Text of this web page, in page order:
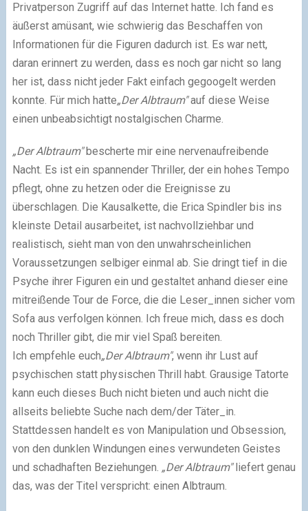
Privatperson Zugriff auf das Internet hatte. Ich fand es
äußerst amüsant, wie schwierig das Beschaffen von
Informationen für die Figuren dadurch ist. Es war nett,
daran erinnert zu werden, dass es noch gar nicht so lang
her ist, dass nicht jeder Fakt einfach gegoogelt werden
konnte. Für mich hatte„Der Albtraum"auf diese Weise
einen unbeabsichtigt nostalgischen Charme.
„Der Albtraum"bescherte mir eine nervenaufreibende
Nacht. Es ist ein spannender Thriller, der ein hohes Tempo
pflegt, ohne zu hetzen oder die Ereignisse zu
überschlagen. Die Kausalkette, die Erica Spindler bis ins
kleinste Detail ausarbeitet, ist nachvollziehbar und
realistisch, sieht man von den unwahrscheinlichen
Voraussetzungen selbiger einmal ab. Sie dringt tief in die
Psyche ihrer Figuren ein und gestaltet anhand dieser eine
mitreißende Tour de Force, die die Leser_innen sicher vom
Sofa aus verfolgen können. Ich freue mich, dass es doch
noch Thriller gibt, die mir viel Spaß bereiten.
Ich empfehle euch„Der Albtraum", wenn ihr Lust auf
psychischen statt physischen Thrill habt. Grausige Tatorte
kann euch dieses Buch nicht bieten und auch nicht die
allseits beliebte Suche nach dem/der Täter_in.
Stattdessen handelt es von Manipulation und Obsession,
von den dunklen Windungen eines verwundeten Geistes
und schadhaften Beziehungen. „Der Albtraum"liefert genau
das, was der Titel verspricht: einen Albtraum.